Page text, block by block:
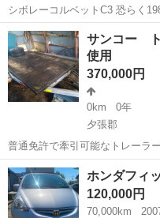
シボレーコルベットC3 恐らく
入したのですが家庭の事情で泣
しこちらで登録しました。前オ
トのタイヤホイールだけ交換し...
北海道 江別市
サンコー
使用
370,000円
0km
0年
夕張郡
普通免許で牽引可能なトレーラ
切れてます 最大積載量450kg 現
気になる事は気軽にメッセージ
い場合があります 引...
北海道 夕張郡 その他
ホンダフィ
120,000円
70,000km